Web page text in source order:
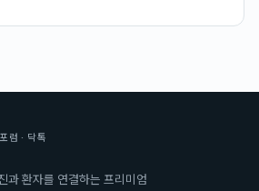
럼 · 닥톡
과 환자를 연결하는 프리미엄